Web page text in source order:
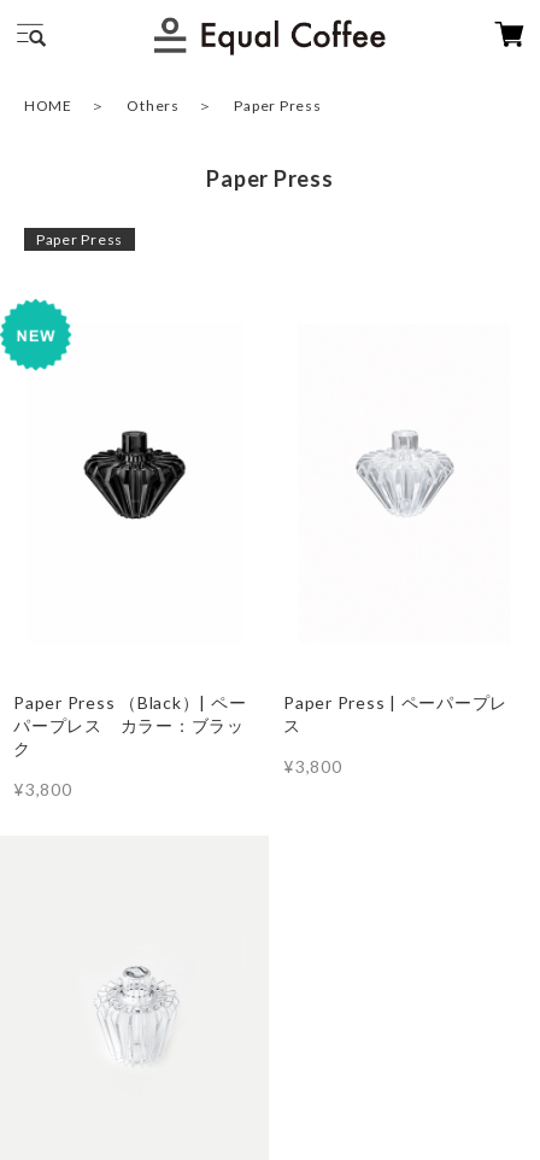
HOME Others Paper Press
Paper Press
Paper Press
Paper Press （Black）| ペー
パープレス カラー：ブラッ
ク
¥3,800
Paper Press | ペーパープレ
ス
¥3,800